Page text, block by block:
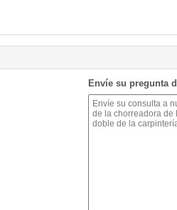
Envíe su pregunta